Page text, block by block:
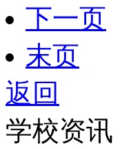
下一页
末页
返回
学校资讯